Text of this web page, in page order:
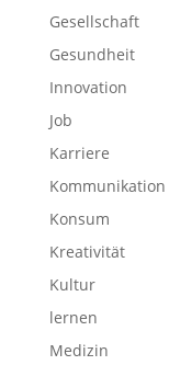
Gesellschaft
Gesundheit
Innovation
Job
Karriere
Kommunikation
Konsum
Kreativität
Kultur
lernen
Medizin